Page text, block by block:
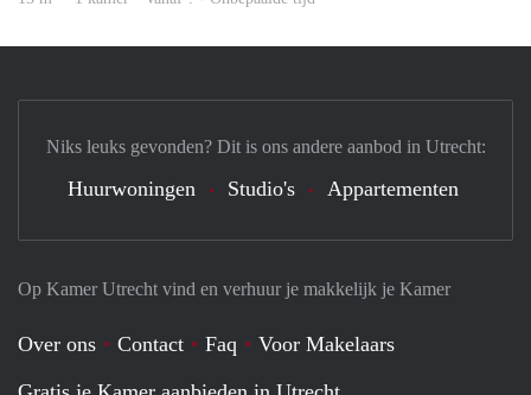
Op Kamer Utrecht vind en verhuur je makkelijk je Kamer
Over ons Contact Faq
Voor Makelaars
Niks leuks gevonden? Dit is ons andere aanbod in Utrecht:
Huurwoningen Studio's Appartementen